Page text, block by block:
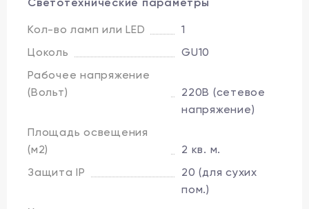
Кол-во ламп или LED
1
Цоколь
GU10
Рабочее напряжение
(Вольт)
220В (сетевое
напряжение)
Площадь освещения
(м2)
2 кв. м.
Защита IP
20 (для сухих
пом.)